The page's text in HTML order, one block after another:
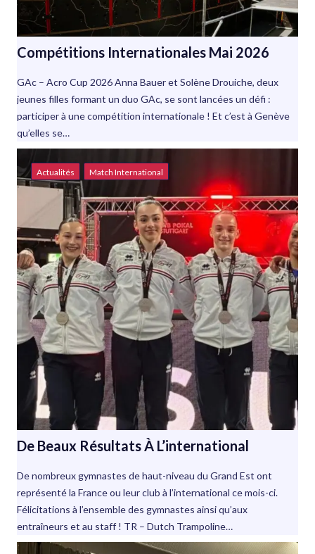
Compétitions Internationales Mai 2026
GAc – Acro Cup 2026 Anna Bauer et Solène Drouiche, deux
jeunes filles formant un duo GAc, se sont lancées un défi :
participer à une compétition internationale ! Et c’est à Genève
qu’elles se…
Actualités Match International
De Beaux Résultats À L’international
De nombreux gymnastes de haut-niveau du Grand Est ont
représenté la France ou leur club à l’international ce mois-ci.
Félicitations à l’ensemble des gymnastes ainsi qu’aux
entraîneurs et au staff ! TR – Dutch Trampoline…